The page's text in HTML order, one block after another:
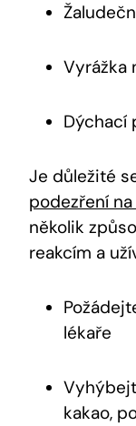
Vyrážka
Dýchací
Je důležité
podezření
několik
reakcím a
lékaře
kakao,